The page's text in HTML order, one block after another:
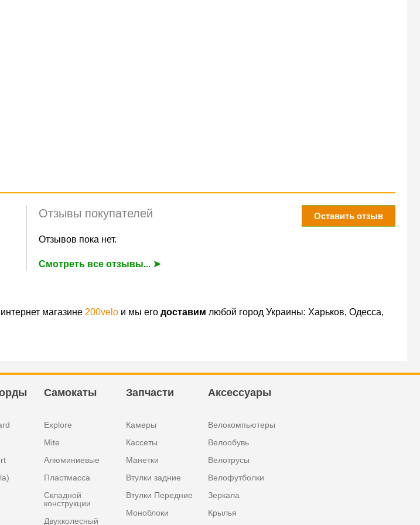
Оставить отзыв
Отзывы покупателей
Отзывов пока нет.
Смотреть все отзывы... ➤
магазине 200velo и мы его доставим любой город Украины: Харьков, Одесса,
Самокаты
Explore
Mite
Алюминиевые
Пластмасса
Складной
конструкции
Двухколесный
Запчасти
Камеры
Кассеты
Манетки
Втулки задние
Втулки Передние
Моноблоки
Аксессуары
Велокомпьютеры
Велообувь
Велотрусы
Велофутболки
Зеркала
Крылья